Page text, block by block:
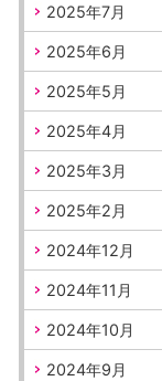
2025年7月
2025年6月
2025年5月
2025年4月
2025年3月
2025年2月
2024年12月
2024年11月
2024年10月
2024年9月